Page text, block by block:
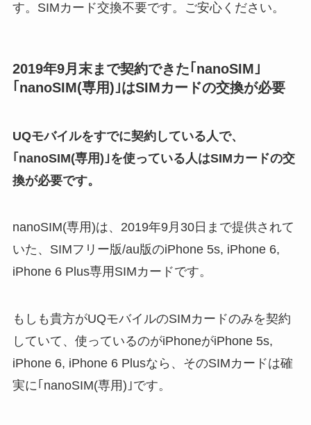
す。SIMカード交換不要です。ご安心ください。
2019年9月末まで契約できた｢nanoSIM｣
｢nanoSIM(専用)｣はSIMカードの交換が必要
UQモバイルをすでに契約している人で、
｢nanoSIM(専用)｣を使っている人はSIMカードの交
換が必要です。
nanoSIM(専用)は、2019年9月30日まで提供されて
いた、SIMフリー版/au版のiPhone 5s, iPhone 6,
iPhone 6 Plus専用SIMカードです。
もしも貴方がUQモバイルのSIMカードのみを契約
していて、使っているのがiPhoneがiPhone 5s,
iPhone 6, iPhone 6 Plusなら、そのSIMカードは確
実に｢nanoSIM(専用)｣です。